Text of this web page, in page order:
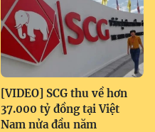
[VIDEO] SCG thu về hơn
37.000 tỷ đồng tại Việt
Nam nửa đầu năm